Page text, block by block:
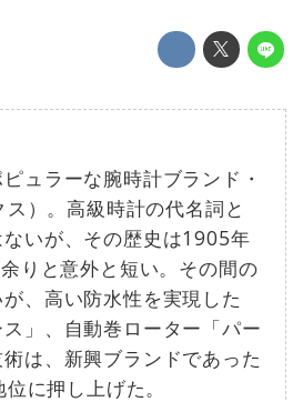
ュラーな腕時計ブランド・
ス）。高級時計の代名詞と
いが、その歴史は1905年
りと意外と短い。その間の
、高い防水性を実現した
ス」、自動巻ローター「パー
は、新興ブランドであった
に押し上げた。